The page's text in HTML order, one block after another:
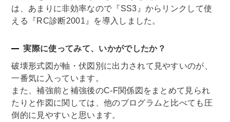
は、あまりに非効率なので『SS3』からリンクして使
える『RC診断2001』を導入しました。
実際に使ってみて、いかがでしたか？
破壊形式図が軸・伏図別に出力されて見やすいのが、
一番気に入っています。
また、補強前と補強後のC-F関係図をまとめて見られ
たりと作図に関しては、他のプログラムと比べても圧
倒的に見やすいと思います。